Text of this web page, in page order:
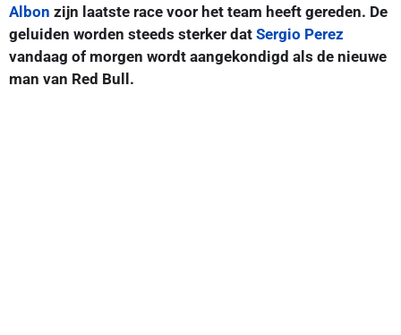
Albon zijn laatste race voor het team heeft gereden. De
geluiden worden steeds sterker dat Sergio Perez
vandaag of morgen wordt aangekondigd als de nieuwe
man van Red Bull.